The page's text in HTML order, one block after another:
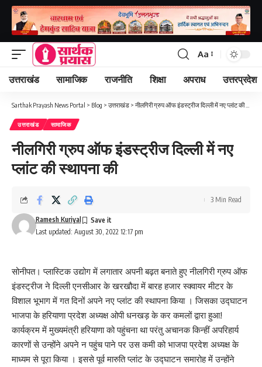
Font
Resizer
Aa
उत्तराखंड सामाजिक राजनीति शिक्षा अपराध उत्तरप्रदेश
Sarthak Prayash News Portal > Blog > उत्तराखंड > नीलगिरी ग्रुप ऑफ इंडस्ट्रीज दिल्ली में नए प्लांट की स्थापना की
उत्तराखंड सामाजिक
नीलगिरी ग्रुप ऑफ इंडस्ट्रीज दिल्ली में नए
प्लांट की स्थापना की
Last updated: August 30, 2022 12:17 pm
Ramesh Kuriyal
3 Min Read
सोनीपत। प्लास्टिक उद्योग में लगातार अपनी बढ़त बनाते हुए नीलगिरी ग्रुप ऑफ
इंडस्ट्रीज ने दिल्ली एनसीआर के खरखौदा में बारह हजार स्क्वायर मीटर के
विशाल भूभाग में गत दिनों अपने नए प्लांट की स्थापना किया । जिसका उद्घाटन
भाजपा के हरियाणा प्रदेश अध्यक्ष ओपी धनखड़ के कर कमलों द्वारा हुआ!
कार्यक्रम में मुख्यमंत्री हरियाणा को पहुंचना था परंतु अचानक किन्हीं अपरिहार्य
कारणों से उन्होंने अपने न पहुंच पाने पर उस कमी को भाजपा प्रदेश अध्यक्ष के
माध्यम से पूरा किया । इससे पूर्व मारुति प्लांट के उद्घाटन समारोह में उन्होंने